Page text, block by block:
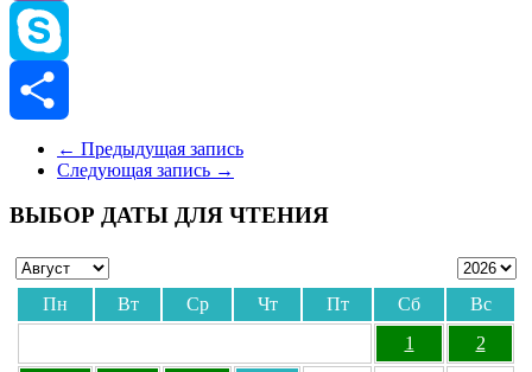
Viber
Skype
Отправить
← Предыдущая запись
Следующая запись →
ВЫБОР ДАТЫ ДЛЯ ЧТЕНИЯ
Пн Вт Ср Чт Пт Сб
Вс
1
2